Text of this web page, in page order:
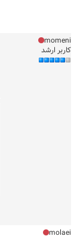
momeni
کاربر ارشد
molaei